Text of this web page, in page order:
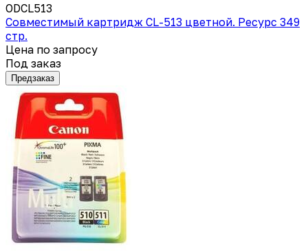
ODCL513
Совместимый картридж CL-513 цветной. Ресурс 349
стр.
Цена по запросу
Под заказ
Предзаказ